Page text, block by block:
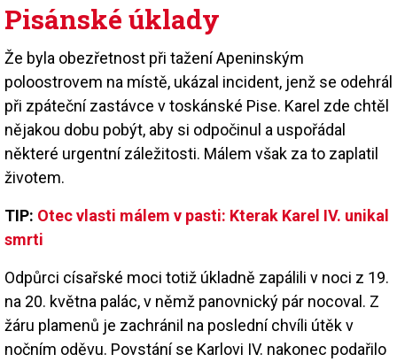
Pisánské úklady
Že byla obezřetnost při tažení Apeninským
poloostrovem na místě, ukázal incident, jenž se odehrál
při zpáteční zastávce v toskánské Pise. Karel zde chtěl
nějakou dobu pobýt, aby si odpočinul a uspořádal
některé urgentní záležitosti. Málem však za to zaplatil
životem.
TIP: Otec vlasti málem v pasti: Kterak Karel IV. unikal
smrti
Odpůrci císařské moci totiž úkladně zapálili v noci z 19.
na 20. května palác, v němž panovnický pár nocoval. Z
žáru plamenů je zachránil na poslední chvíli útěk v
nočním oděvu. Povstání se Karlovi IV. nakonec podařilo